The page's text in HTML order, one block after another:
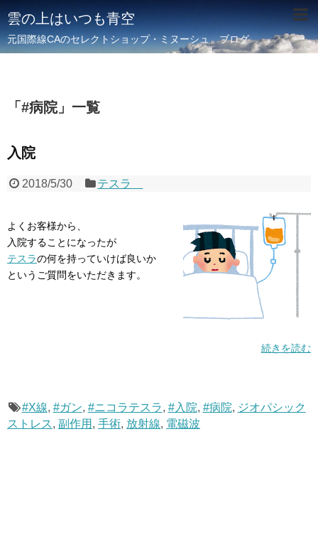
雲の上はいつも青空
元国際線CAのセレクトショップ・ミヌーシュ ブログ
「 #病院」 一覧
入院
2018/5/30 テスラ
よくお客様から、
入院することになったが
テスラの何を持っていけば良いか
というご質問をいただきます。
続きを読む
#X線, #ガン, #ニコラテスラ, #入院, #病院, ジオパシック
ストレス, 副作用 , 手術, 放射線, 電磁波